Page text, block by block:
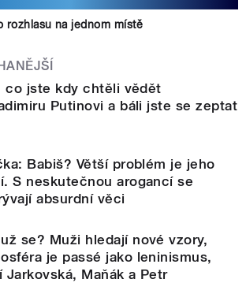
rozhlasu na jednom místě
co jste kdy chtěli vědět
Putinovi a báli jste se zeptat
Babiš? Větší problém je jeho
S neskutečnou arogancí se
absurdní věci
se? Muži hledají nové vzory,
je passé jako leninismus,
Jarkovská, Maňák a Petr